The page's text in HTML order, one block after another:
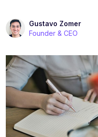
Gustavo Zomer
Founder & CEO